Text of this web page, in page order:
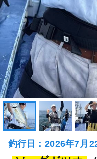
釣行日：2026年7月